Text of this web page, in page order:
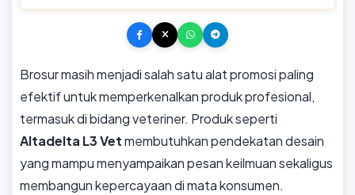
Brosur masih menjadi salah satu alat promosi paling
efektif untuk memperkenalkan produk profesional,
termasuk di bidang veteriner. Produk seperti
Altadelta L3 Vetmembutuhkan pendekatan desain
yang mampu menyampaikan pesan keilmuan sekaligus
membangun kepercayaan di mata konsumen.